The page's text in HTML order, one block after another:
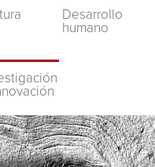
Desarrollo
humano